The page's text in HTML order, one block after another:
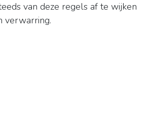
van deze regels af te wijken
verwarring.